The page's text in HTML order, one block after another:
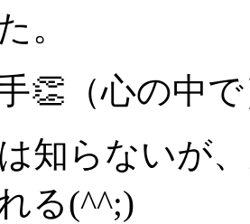
。
👏（心の中
知らないが
る(^^;)